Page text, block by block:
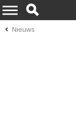
Nieuws